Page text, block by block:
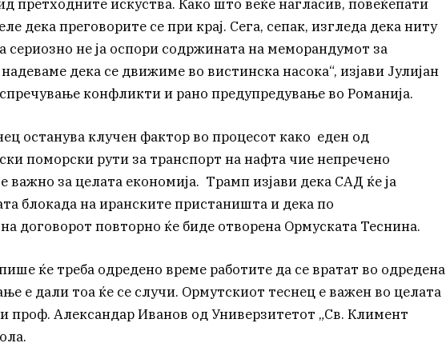
претходните искуства. Како што веќе нагласив, повеќепати
дека преговорите се при крај. Сега, сепак, изгледа дека ниту
сериозно не ја оспори содржината на меморандумот за
дека се движиме во вистинска насока“, изјави Јулијан
конфликти и рано предупредување во Романија.
останува клучен фактор во процесот како еден од
поморски рути за транспорт на нафта чие непречено
важно за целата економија. Трамп изјави дека САД ќе ја
блокада на иранските пристаништа и дека по
договорот повторно ќе биде отворена Ормуската Теснина.
ќе треба одредено време работите да се вратат во одредена
е дали тоа ќе се случи. Ормутскиот теснец е важен во целата
проф. Александар Иванов од Универзитетот „Св. Климент